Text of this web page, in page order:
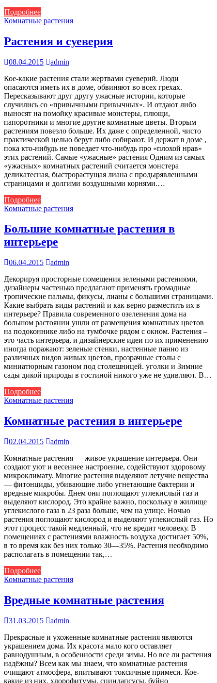
Подробнее
Комнатные растения
Растения и суеверия
08.04.2015
admin
Кое-какие растения стали жертвами суеверий. Люди
опасаются иметь их в доме, обвиняют во всех грехах.
Пересказывают друг другу ужасные истории, которые
случились со «привычными привычных». И отдают либо
выносят на помойку красивые монстеры, плющи,
папоротники и многие другие комнатные цветы. Вторым
растениям повезло больше. Их даже с определенной, чисто
практической целью берут либо собирают. И держат в доме ,
пока кто-нибудь не поведает что-нибудь про «плохой нрав»
этих растений. Самые «ужасные» растения Одним из самых
«ужасных» комнатных растений считается монстера
деликатесная, быстрорастущая лиана с продырявленными
страницами и долгими воздушными корнями.…
Подробнее
Комнатные растения
Большие комнатные растения в
интерьере
06.04.2015
admin
Декорируя просторные помещения зелеными растениями,
дизайнеры частенько предлагают применять громадные
тропические пальмы, фикусы, лианы с большими страницами.
Какие выбрать виды растений и как верно разместить их в
интерьере? Правила современного озеленения дома на
большом растоянии ушли от размещения комнатных цветов
на подоконнике либо на тумбочке рядом с окном. Растения –
это часть интерьера, и дизайнерские идеи по их применению
иногда поражают: зеленые стенки, настенные панно из
различных видов живых цветов, прозрачные столы с
миниатюрным газоном под столешницей. уголки и Зимние
сады дикой природы в гостиной никого уже не удивляют. В…
Подробнее
Комнатные растения
Комнатные растения в интерьере
02.04.2015
admin
Комнатные растения — живое украшение интерьера. Они
создают уют и весеннее настроение, содействуют здоровому
микроклимату. Многие растения выделяют летучие вещества
— фитонциды, убивающие либо угнетающие бактерии и
вредные микробы. Днем они поглощают углекислый газ и
выделяют кислород. Это крайне важно, поскольку в жилище
углекислого газа в 23 раза больше, чем на улице. Ночью
растения поглощают кислород и выделяют углекислый газ. Но
этот процесс такой медленный, что не вредит человеку. В
помещениях с растениями влажность воздуха достигает 50%,
в то время как без них только 30—35%. Растения необходимо
располагать в помещении так,…
Подробнее
Комнатные растения
Вредные комнатные растения
31.03.2015
admin
Прекрасные и ухоженные комнатные растения являются
украшением дома. Их красота мало кого оставляет
равнодушным, в особенности среди зимы. Но все ли растения
надёжны? Всем как мы знаем, что комнатные растения
очищают атмосфера, впитывают токсичные примеси. Кое-
какие из них, хлорофитумы, сциндапсусы, буйно